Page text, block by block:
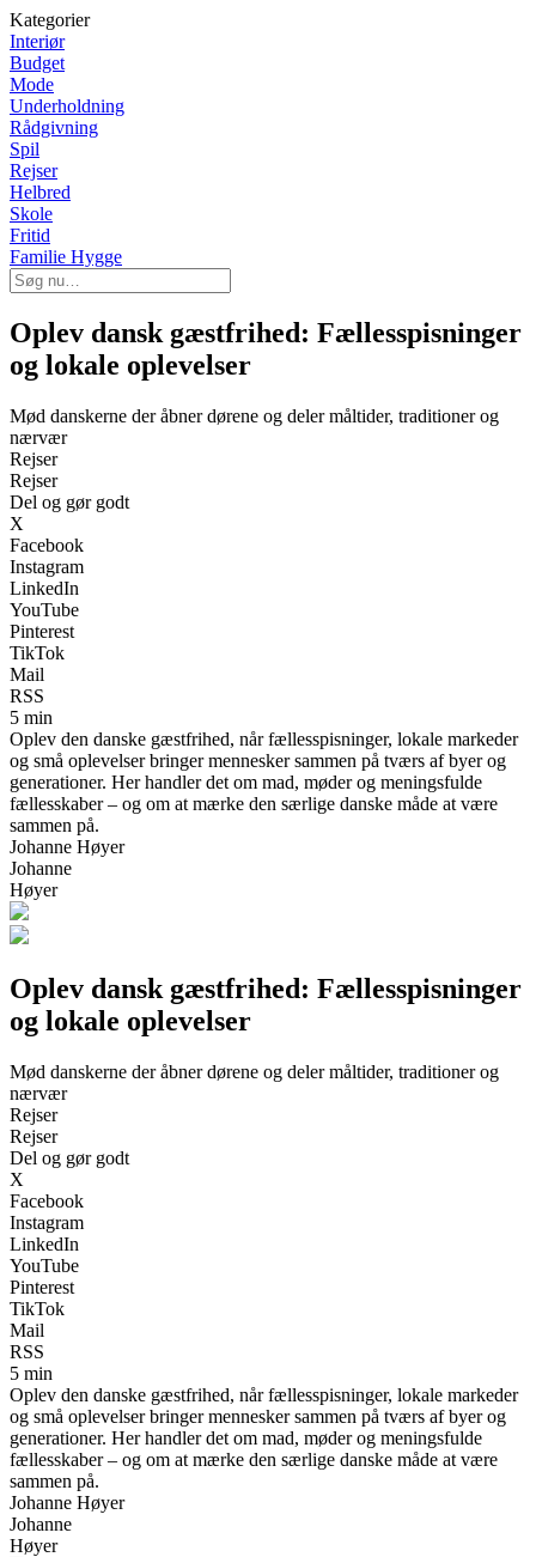
Kategorier
Interiør
Budget
Mode
Underholdning
Rådgivning
Spil
Rejser
Helbred
Skole
Fritid
Familie Hygge
Oplev dansk gæstfrihed: Fællesspisninger
og lokale oplevelser
Mød danskerne der åbner dørene og deler måltider, traditioner og
nærvær
Rejser
Rejser
Del og gør godt
X
Facebook
Instagram
LinkedIn
YouTube
Pinterest
TikTok
Mail
RSS
5 min
Oplev den danske gæstfrihed, når fællesspisninger, lokale markeder
og små oplevelser bringer mennesker sammen på tværs af byer og
generationer. Her handler det om mad, møder og meningsfulde
fællesskaber – og om at mærke den særlige danske måde at være
sammen på.
Johanne Høyer
Johanne
Høyer
Oplev dansk gæstfrihed: Fællesspisninger
og lokale oplevelser
Mød danskerne der åbner dørene og deler måltider, traditioner og
nærvær
Rejser
Rejser
Del og gør godt
X
Facebook
Instagram
LinkedIn
YouTube
Pinterest
TikTok
Mail
RSS
5 min
Oplev den danske gæstfrihed, når fællesspisninger, lokale markeder
og små oplevelser bringer mennesker sammen på tværs af byer og
generationer. Her handler det om mad, møder og meningsfulde
fællesskaber – og om at mærke den særlige danske måde at være
sammen på.
Johanne Høyer
Johanne
Høyer